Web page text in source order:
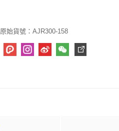
原始貨號：AJR300-158